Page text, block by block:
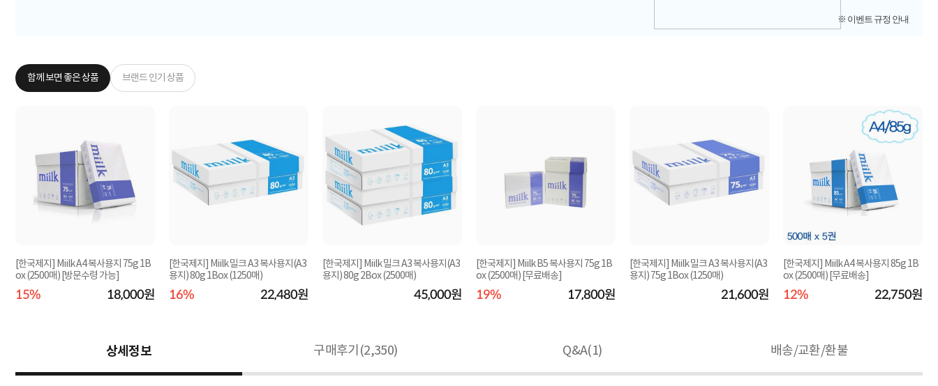
※ 이벤트 규정 안내
함께 보면 좋은 상품 브랜드 인기 상품
[한국제지] Miilk A4 복사용지 75g 1B
ox (2500매) [방문수령 가능]
15% 18,000원
[한국제지] Miilk 밀크 A3 복사용지(A3
용지) 80g 1Box (1250매)
16% 22,480원
[한국제지] Miilk 밀크 A3 복사용지(A3
용지) 80g 2Box (2500매)
45,000원
[한국제지] Miilk B5 복사용지 75g 1B
ox (2500매) [무료배송]
19% 17,800원
[한국제지] Miilk 밀크 A3 복사용지(A3
용지) 75g 1Box (1250매)
21,600원
[한국제지] Miilk A4 복사용지 85g 1B
ox (2500매) [무료배송]
12% 22,750원
상세정보 구매후기(2,350) Q&A(1) 배송/교환/환불